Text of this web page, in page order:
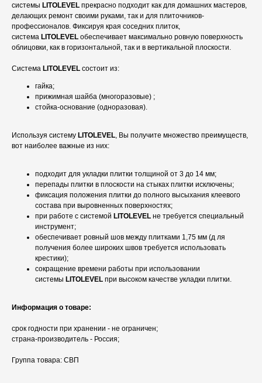
системы LITOLEVEL прекрасно подходит как для домашних мастеров,
делающих ремонт своими руками, так и для плиточников-
профессионалов. Фиксируя края соседних плиток,
система LITOLEVEL обеспечивает максимально ровную поверхность
облицовки, как в горизонтальной, так и в вертикальной плоскости.
Система LITOLEVEL состоит из:
гайка;
прижимная шайба (многоразовые) ;
стойка-основание (одноразовая).
Используя систему LITOLEVEL, Вы получите множество преимуществ,
вот наиболее важные из них:
подходит для укладки плитки толщиной от 3 до 14 мм;
перепады плитки в плоскости на стыках плитки исключены;
фиксация положения плитки до полного высыхания клеевого
состава при выровненных поверхностях;
при работе с системой LITOLEVEL не требуется специальный
инструмент;
обеспечивает ровный шов между плитками 1,75 мм (д ля
получения более широких швов требуется использовать
крестики);
сокращение времени работы при использовании
системы LITOLEVEL при высоком качестве укладки плитки.
Информация о товаре:
срок годности при хранении - не ограничен;
страна-производитель - Россия;
Группа товара: СВП